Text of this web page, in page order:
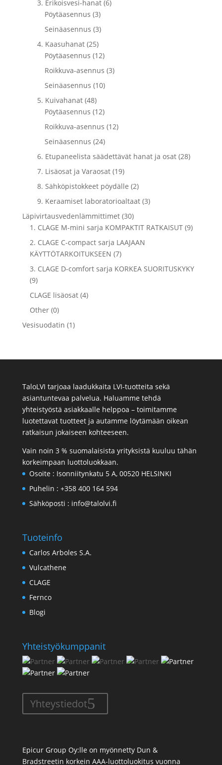
3. Erikoisvesi-hanat (6)
Pöytäasennus (3)
Seinäasennus (3)
4. Kaasuhanat (25)
Pöytäasennus (12)
Roikkuva-asennus (3)
Seinäasennus (10)
5. Kuivahanat (48)
Pöytäasennus (12)
Roikkuva-asennus (12)
Seinäasennus (24)
6. Etupaneelista säädettävät hanat ja osat (28)
7. Lisäosat ja Varaosat (19)
8. Sähköpistokkeet pöydälle (2)
9. Keraamiset laboratorioaltaat (3)
Läpivirtausvedenlämmittimet (30)
1. CLAGE M-mini sarja KOMPAKTIT RATKAISUT (9)
2. CLAGE C-compact sarja LAAJAAN
KÄYTTÖTARKOITUKSEEN (7)
3. CLAGE D-comfort sarja KORKEA SUORITUSKYKY
(9)
CLAGE lisäosat (4)
Other (0)
Vesisuodatin (1)
TaloLVI tarjoaa laadukkaita LVI-tuotteita sekä
asiantuntevaa palvelua. Haluamme tehdä
yhteistyöstä asiakkaalle helppoa – toimitamme
luotettavat tuotteet ja autamme löytämään oikean
ratkaisun jokaiseen kohteeseen.
Vain noin 3 % suomalaisista yrityksistä kuuluu tähän
korkeimpaan luottoluokkaan.
Osoite : Isonniitynkatu 5 A, 00520 HELSINKI
Puhelin : +358 400 164 594
Sähköposti : info@talolvi.fi
Tuoteinfo
Carlos Arboles S.A.
Vulcathene
CLAGE
Fernco
Blogi
Yhteistyökumppanit
Yhteystiedot
Epicur Group Oy:lle on myönnetty Dun &
Bradstreetin korkein AAA-luottoluokitus vuonna